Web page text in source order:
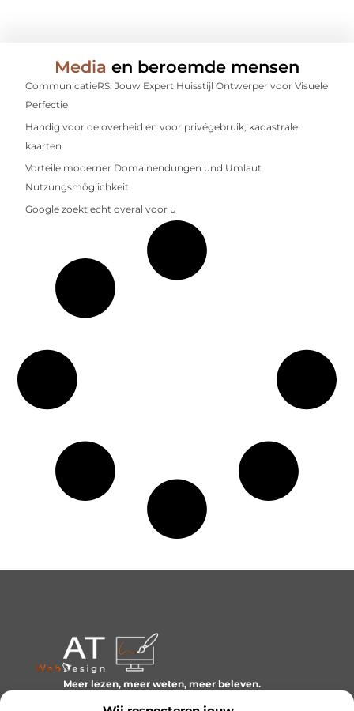
Media en beroemde mensen
CommunicatieRS: Jouw Expert Huisstijl Ontwerper voor Visuele
Perfectie
Handig voor de overheid en voor privégebruik; kadastrale
kaarten
Vorteile moderner Domainendungen und Umlaut
Nutzungsmöglichkeit
Google zoekt echt overal voor u
Meer lezen, meer weten, meer beleven.